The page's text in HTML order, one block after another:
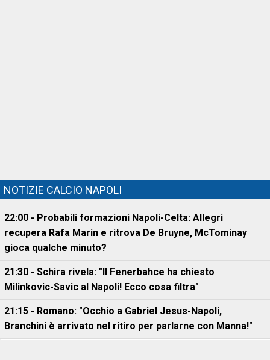
NOTIZIE CALCIO NAPOLI
22:00 - Probabili formazioni Napoli-Celta: Allegri
recupera Rafa Marin e ritrova De Bruyne, McTominay
gioca qualche minuto?
21:30 - Schira rivela: "Il Fenerbahce ha chiesto
Milinkovic-Savic al Napoli! Ecco cosa filtra"
21:15 - Romano: "Occhio a Gabriel Jesus-Napoli,
Branchini è arrivato nel ritiro per parlarne con Manna!"